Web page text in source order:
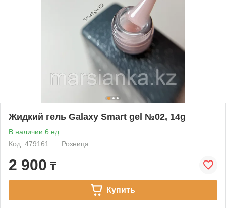
Жидкий гель Galaxy Smart gel №02, 14g
В наличии 6 ед.
Код: 479161
Розница
2 900 ₸
Купить